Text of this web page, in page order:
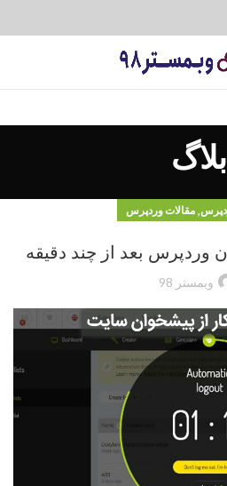
بلاگ
, مقالات وردپرس
وردپرس بعد از چند دقیقه
وبمستر 98